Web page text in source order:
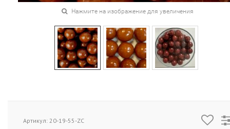
Нажмите на изображение для увеличения
Артикул: 20-19-55-ZC